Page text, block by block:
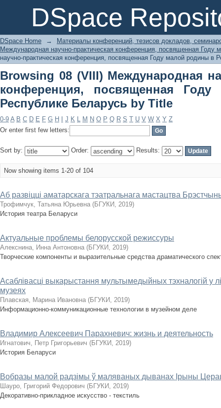
DSpace
Browsing 08 (VIII)
посвященная Году малой родины в
DSpace Home →
Материалы конференций, тезисов докладов,
Международная научно-практическая конференция, посвященная Году
научно-практическая конференция, посвященная Году малой родины в
Browsing 08 (VIII) Международная
конференция, посвященная
Республике Беларусь by Title
0-9 A B C D E F G H J K L M N O P Q R S T U V W X Y Z
Or enter first few letters:
Sort by: Order: Results:
Now showing items 1-20 of 104
Аб развіцці аматарскага тэатральнага мастацтва
Трофимчук, Татьяна Юрьевна (БГУКИ, 2019)
История театра Беларуси
Актуальные проблемы белорусской режиссуры
Алекснина, Инна Антоновна (БГУКИ, 2019)
Творческие компоненты и выразительные средства драматического
Асаблівасці выкарыстання мультымедыйных тэхналогій у
музеях
Плавская, Марина Ивановна (БГУКИ, 2019)
Информационно-коммуникационные технологии в музейном деле
Владимир Алексеевич Парахневич: жизнь и деятельность
Игнатович, Петр Григорьевич (БГУКИ, 2019)
История Беларуси
Вобразы малой радзімы ў маляваных дыванах Ірыны
Шауро, Григорий Федорович (БГУКИ, 2019)
Декоративно-прикладное искусство - текстиль